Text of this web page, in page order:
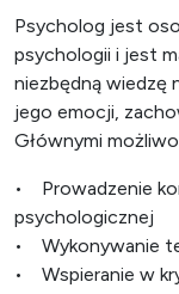
Psycholog jest
psychologii i jest
niezbędną wiedzę
jego emocji,
Głównymi
• Prowadzenie
psychologicznej
• Wykonywanie
• Wspieranie w